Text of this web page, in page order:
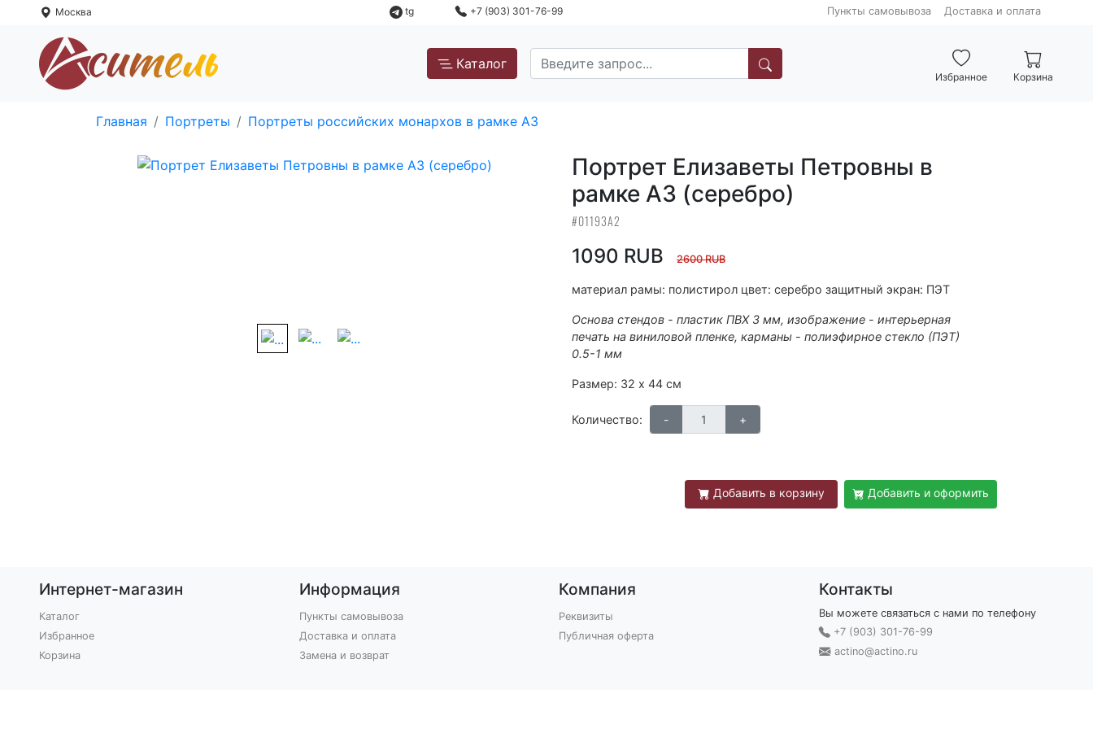
Москва tg +7 (903) 301-76-99 Пункты самовывоза Доставка и оплата
Каталог
Избранное Корзина
Главная Портреты Портреты российских монархов в рамке А3
Портрет Елизаветы Петровны в
рамке А3 (серебро)
#01193А2
1090 RUB 2600 RUB
материал рамы: полистирол цвет: серебро защитный экран: ПЭТ
Основа стендов - пластик ПВХ 3 мм, изображение - интерьерная
печать на виниловой пленке, карманы - полиэфирное стекло (ПЭТ)
0.5-1 мм
Размер: 32 х 44 см
Количество:
Добавить в корзину Добавить и оформить
Интернет-магазин
Каталог
Избранное
Корзина
Информация
Пункты самовывоза
Доставка и оплата
Замена и возврат
Компания
Реквизиты
Публичная оферта
Контакты
Вы можете связаться с нами по телефону
+7 (903) 301-76-99
actino@actino.ru